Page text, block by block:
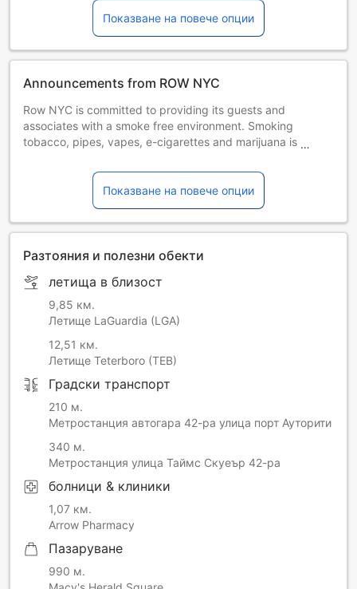
Показване на повече опции
Announcements from ROW NYC
Row NYC is committed to providing its guests and
associates with a smoke free environment. Smoking
tobacco, pipes, vapes, e-cigarettes and marijuana is
By booking through this website, you acknowledge that the
hotel has installed smoking detection sensors in its rooms.
These sensors enable hotel management to respond to
smoking events without disrupting your stay. You hereby
agree and consent to the use of such sensor in your room
compliant and required by the hotel to ensure a smoke-free
stay for all guests.
future claims related to the presence of the sensor in a
room you may book. Tampering with the sensor is strictly
prohibited.
Показване на повече опции
Разтояния и полезни обекти
летища в близост
9,85 км.
Летище LaGuardia (LGA)
12,51 км.
Летище Teterboro (TEB)
Градски транспорт
210 м.
Метростанция автогара 42-ра улица порт Ауторити
340 м.
Метростанция улица Таймс Скуеър 42-ра
болници & клиники
1,07 км.
Arrow Pharmacy
Пазаруване
990 м.